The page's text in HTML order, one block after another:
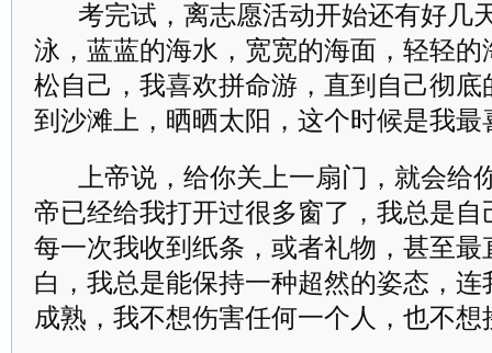
考完试，离志愿活动开始还有好几
泳，蓝蓝的海水，宽宽的海面，轻轻
松自己，我喜欢拼命游，直到自己彻
到沙滩上，晒晒太阳，这个时候是我
上帝说，给你关上一扇门，就会给
帝已经给我打开过很多窗了，我总是
每一次我收到纸条，或者礼物，甚至
白，我总是能保持一种超然的姿态，
成熟，我不想伤害任何一个人，也不